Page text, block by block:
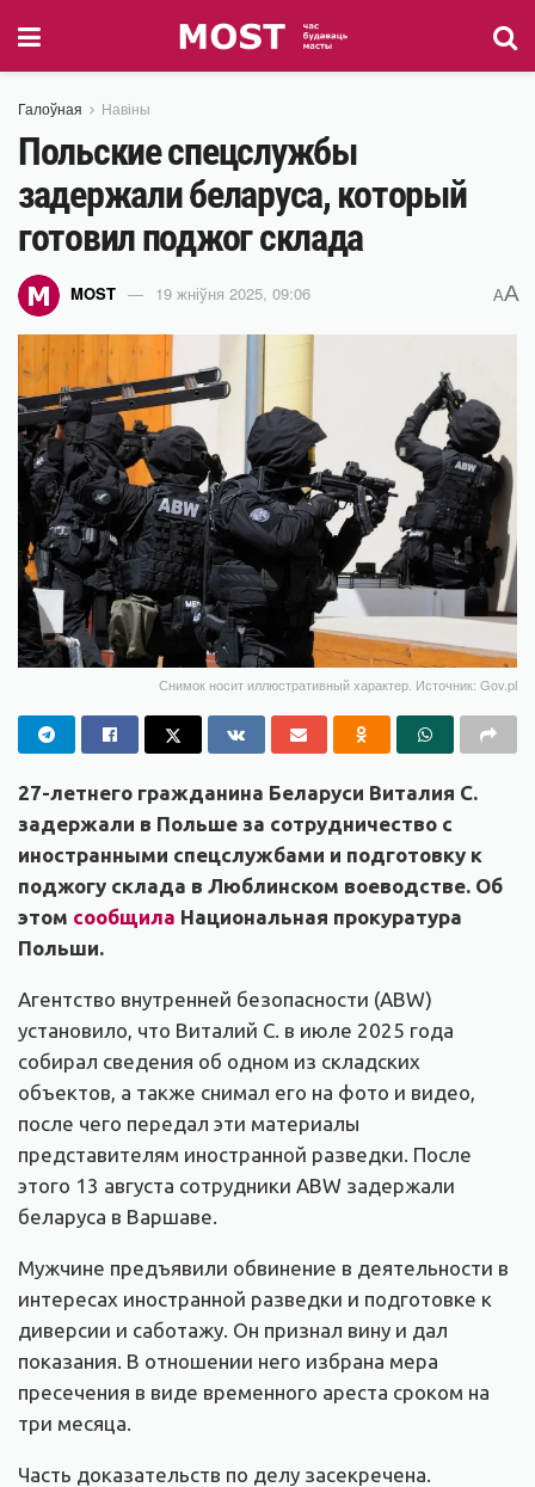
Галоўная Навіны
Польские спецслужбы
задержали беларуса, который
готовил поджог склада
MOST 19 жніўня 2025, 09:06 AA
Снимок носит иллюстративный характер. Источник: Gov.pl
27-летнего гражданина Беларуси Виталия С.
задержали в Польше за сотрудничество с
иностранными спецслужбами и подготовку к
поджогу склада в Люблинском воеводстве. Об
этом сообщила Национальная прокуратура
Польши.
Агентство внутренней безопасности (ABW)
установило, что Виталий С. в июле 2025 года
собирал сведения об одном из складских
объектов, а также снимал его на фото и видео,
после чего передал эти материалы
представителям иностранной разведки. После
этого 13 августа сотрудники ABW задержали
беларуса в Варшаве.
Мужчине предъявили обвинение в деятельности в
интересах иностранной разведки и подготовке к
диверсии и саботажу. Он признал вину и дал
показания. В отношении него избрана мера
пресечения в виде временного ареста сроком на
три месяца.
Часть доказательств по делу засекречена.